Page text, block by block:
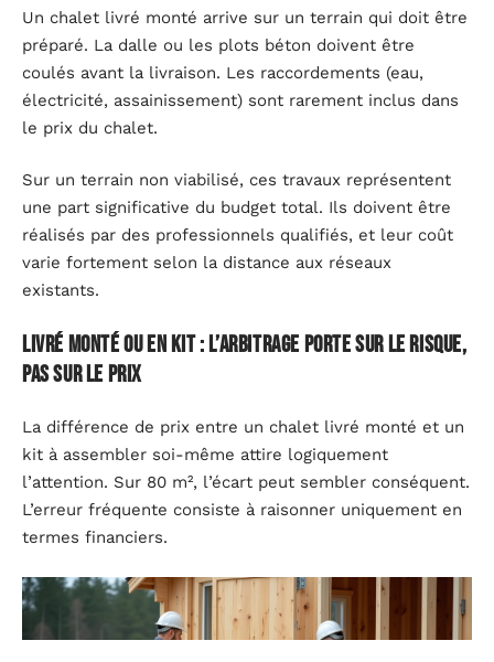
Un chalet livré monté arrive sur un terrain qui doit être
préparé. La dalle ou les plots béton doivent être
coulés avant la livraison. Les raccordements (eau,
électricité, assainissement) sont rarement inclus dans
le prix du chalet.
Sur un terrain non viabilisé, ces travaux représentent
une part significative du budget total. Ils doivent être
réalisés par des professionnels qualifiés, et leur coût
varie fortement selon la distance aux réseaux
existants.
Livré monté ou en kit : l’arbitrage porte sur le risque,
pas sur le prix
La différence de prix entre un chalet livré monté et un
kit à assembler soi-même attire logiquement
l’attention. Sur 80 m², l’écart peut sembler conséquent.
L’erreur fréquente consiste à raisonner uniquement en
termes financiers.